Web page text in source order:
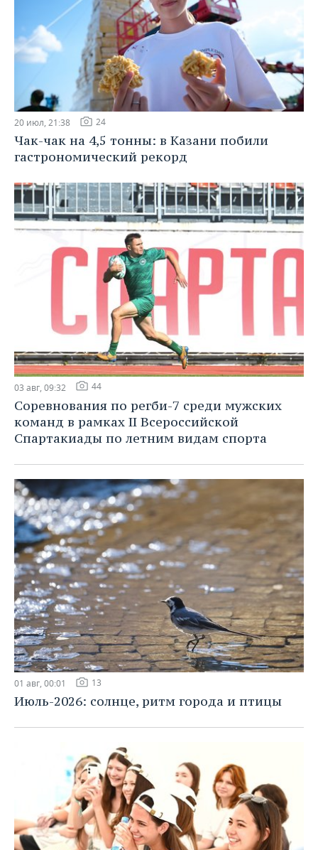
20 июл, 21:38 24
Чак-чак на 4,5 тонны: в Казани побили
гастрономический рекорд
03 авг, 09:32 44
Соревнования по регби-7 среди мужских
команд в рамках II Всероссийской
Спартакиады по летним видам спорта
01 авг, 00:01 13
Июль-2026: солнце, ритм города и птицы